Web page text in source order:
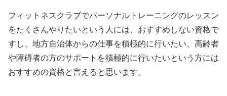
フィットネスクラブでパーソナルトレーニングのレッスン
をたくさんやりたいという人には、おすすめしない資格で
すし、地方自治体からの仕事を積極的に行いたい、高齢者
や障碍者の方のサポートを積極的に行いたいという方には
おすすめの資格と言えると思います。